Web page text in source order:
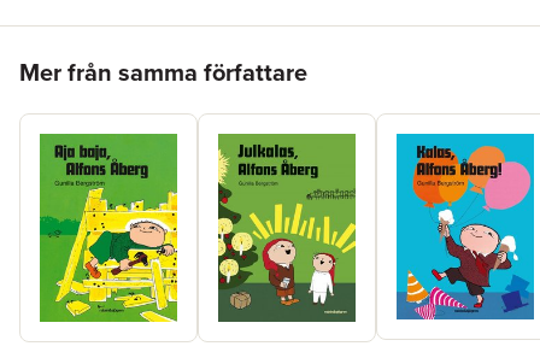
Mer från samma författare